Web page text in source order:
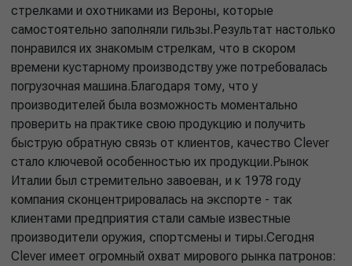
стрелками и охотниками из Вероны, которые
самостоятельно заполняли гильзы.Результат настолько
понравился их знакомым стрелкам, что в скором
времени кустарному производству уже потребовалась
погрузочная машина.Благодаря тому, что у
производителей была возможность моментально
проверить на практике свою продукцию и получить
быструю обратную связь от клиентов, качество Clever
стало ключевой особенностью их продукции.Рынок
Италии был стремительно завоеван, и к 1978 году
компания сконцентрировалась на экспорте - так
клиентами предприятия стали самые известные
производители оружия, спортсмены и тиры.Сегодня
Clever имеет огромный охват мирового рынка патронов: